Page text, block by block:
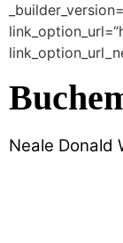
Neale Donald